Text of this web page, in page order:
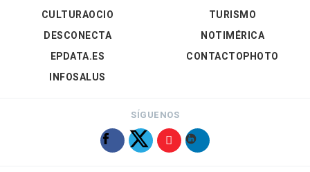
CULTURAOCIO
DESCONECTA
EPDATA.ES
INFOSALUS
TURISMO
NOTIMÉRICA
CONTACTOPHOTO
SÍGUENOS